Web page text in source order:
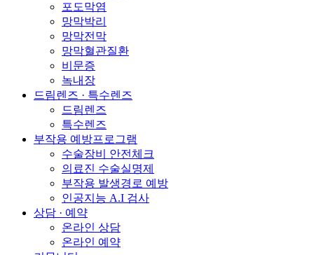
포도막염
망막박리
망막전막
망막혈관질환
비문증
녹내장
드림렌즈 · 특수렌즈
드림렌즈
특수렌즈
부작용 예방프로그램
수술장비 안전체크
의료진 수술실명제
부작용 발생경로 예방
인공지능 A.I 검사
상담 · 예약
온라인 상담
온라인 예약